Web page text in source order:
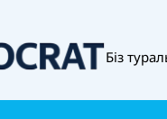
Біз